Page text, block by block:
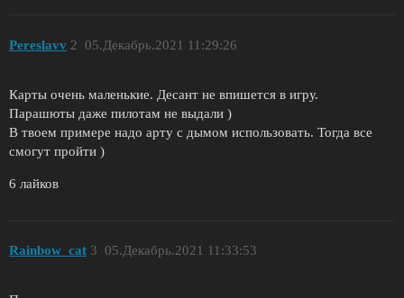
Pereslavv 05.Декабрь.2021 11:29:26
2
Карты очень маленькие. Десант не впишется в игру.
Парашюты даже пилотам не выдали )
В твоем примере надо арту с дымом использовать. Тогда все
смогут пройти )
6 лайков
Rainbow_cat 05.Декабрь.2021 11:33:53
3